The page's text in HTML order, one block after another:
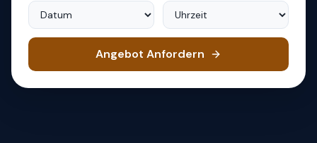
Datum Uhrzeit
Angebot Anfordern